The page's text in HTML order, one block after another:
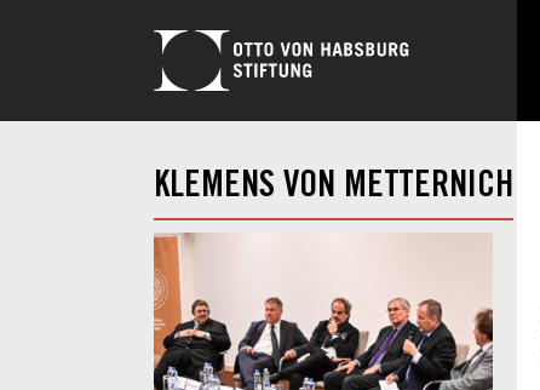
KLEMENS VON METTERNICH